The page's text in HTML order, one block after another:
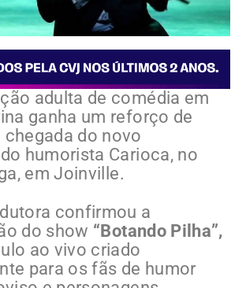
adulta de comédia em
ganha um reforço de
do novo
humorista Carioca, no
em Joinville.
confirmou a
do show “Botando Pilha”,
ao vivo criado
para os fãs de humor